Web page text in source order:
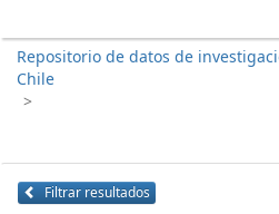
Repositorio de datos de
Chile
>
Filtrar resultados